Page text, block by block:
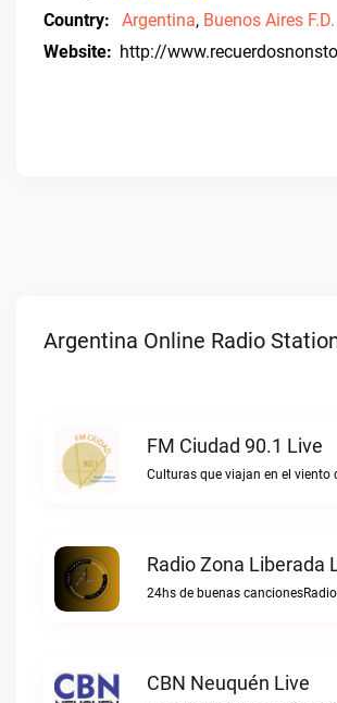
Country:
Argentina, Buenos Aires F.D.
Website: http://
Argentina Online Radio
FM Ciudad 90.1 Live
Radio Zona Liberada
CBN Neuquén Live